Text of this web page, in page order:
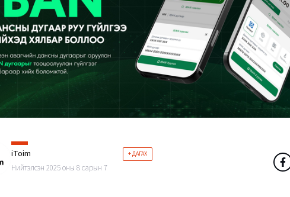
iToim + ДАГАХ
Нийтэлсэн 2025 оны 8 сарын 7